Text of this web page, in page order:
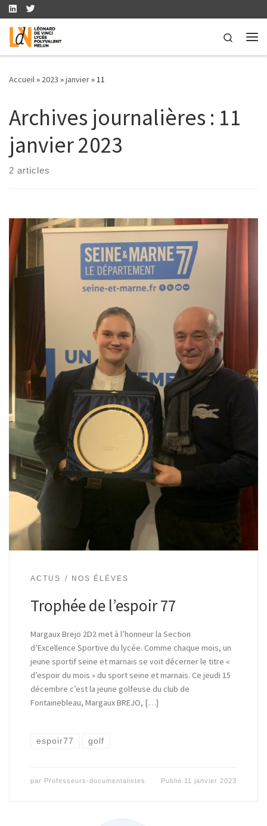
Skip to content
Search
Accueil» 2023 »janvier»11
Archives journalières : 11
janvier 2023
2 articles
ACTUS NOS ÉLÈVES
Trophée de l’espoir 77
Margaux Brejo 2D2 met à l’honneur la Section
d’Excellence Sportive du lycée. Comme chaque mois, un
jeune sportif seine et marnais se voit décerner le titre «
d’espoir du mois » du sport seine et marnais. Ce jeudi 15
décembre c’est la jeune golfeuse du club de
Fontainebleau, Margaux BREJO, […]
espoir77 golf
par Professeurs-documentalistes Publié 11 janvier 2023